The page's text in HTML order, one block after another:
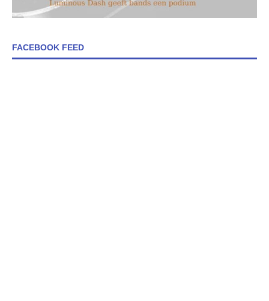
FACEBOOK FEED